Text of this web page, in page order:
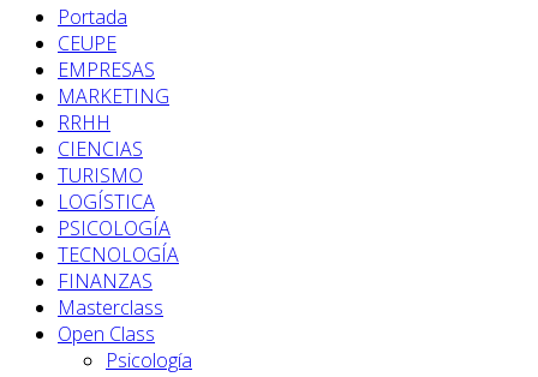
Portada
CEUPE
EMPRESAS
MARKETING
RRHH
CIENCIAS
TURISMO
LOGÍSTICA
PSICOLOGÍA
TECNOLOGÍA
FINANZAS
Masterclass
Open Class
Psicología